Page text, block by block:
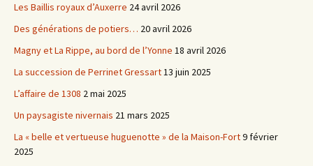
Les Baillis royaux d’Auxerre 24 avril 2026
Des générations de potiers… 20 avril 2026
Magny et La Rippe, au bord de l’Yonne 18 avril 2026
La succession de Perrinet Gressart13 juin 2025
L’affaire de 1308 2 mai 2025
Un paysagiste nivernais 21 mars 2025
La « belle et vertueuse huguenotte » de la Maison-Fort9 février
2025